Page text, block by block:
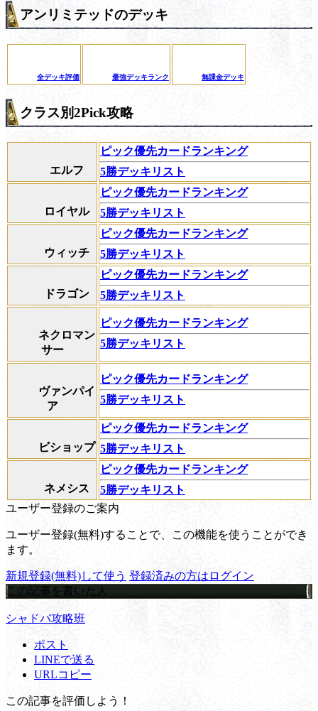
アンリミテッドのデッキ
全デッキ評価 最強デッキランク 無課金デッキ
クラス別2Pick攻略
エルフ
ピック優先カードランキング
5勝デッキリスト
ロイヤル
ピック優先カードランキング
5勝デッキリスト
ウィッチ
ピック優先カードランキング
5勝デッキリスト
ドラゴン
ピック優先カードランキング
5勝デッキリスト
ネクロマン
サー
ピック優先カードランキング
5勝デッキリスト
ヴァンパイ
ア
ピック優先カードランキング
5勝デッキリスト
ビショップ
ピック優先カードランキング
5勝デッキリスト
ネメシス
ピック優先カードランキング
5勝デッキリスト
ユーザー登録のご案内
ユーザー登録(無料)することで、この機能を使うことができ
ます。
新規登録(無料)して使う 登録済みの方はログイン
この記事を書いた人
シャドバ攻略班
ポスト
LINEで送る
URLコピー
この記事を評価しよう！